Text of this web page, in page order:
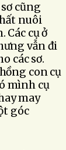
cũng
nuôi
cụ ở
vẫn đi
các sơ.
con cụ
mình cụ
may
góc